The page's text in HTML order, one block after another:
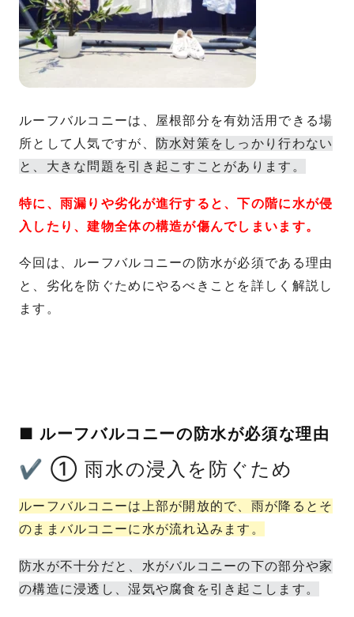
ルーフバルコニーは、屋根部分を有効活用できる場
所として人気ですが、 防水対策をしっかり行わない
と、大きな問題を引き起こすことがあります。
特に、雨漏りや劣化が進行すると、下の階に水が侵
入したり、建物全体の構造が傷んでしまいます。
今回は、ルーフバルコニーの防水が必須である理由
と、劣化を防ぐためにやるべきことを詳しく解説し
ます。
■ ルーフバルコニーの防水が必須な理由
✔ ① 雨水の浸入を防ぐため
ルーフバルコニーは上部が開放的で、雨が降るとそ
のままバルコニーに水が流れ込みます。
防水が不十分だと、水がバルコニーの下の部分や家
の構造に浸透し、湿気や腐食を引き起こします。